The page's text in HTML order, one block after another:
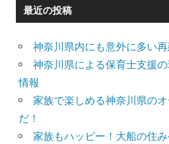
最近の投稿
神奈川県内にも意外に多い
神奈川県による保育士支援
情報
家族で楽しめる神奈川県の
だ！
家族もハッピー！大船の住